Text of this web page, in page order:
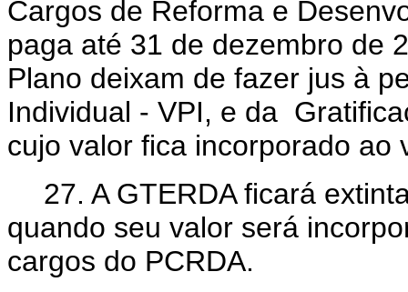
Cargos de Reforma e
paga até 31 de dezembro de
Plano deixam de fazer jus à
Individual - VPI, e da
cujo valor fica incorporado
27. A GTERDA ficará
quando seu valor será
cargos do PCRDA.